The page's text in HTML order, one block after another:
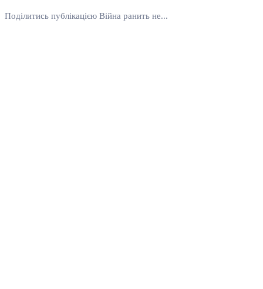
Поділитись публікацією Війна ранить не...